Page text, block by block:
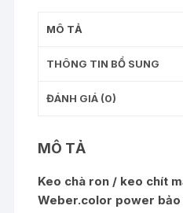
MÔ TẢ
THÔNG TIN BỔ SUNG
ĐÁNH GIÁ (0)
MÔ TẢ
Keo chà ron / keo chít
Weber.color power bảo